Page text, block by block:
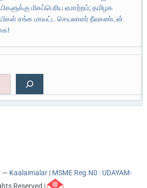
மிகப்பெரிய ஏமாற்றம்; தமிழக
சங்க மாவட்ட செயலாளர் நீலகண்டன்
— Kaalaimalar | MSME Reg.N0 : UDAYAM-
Reserved |